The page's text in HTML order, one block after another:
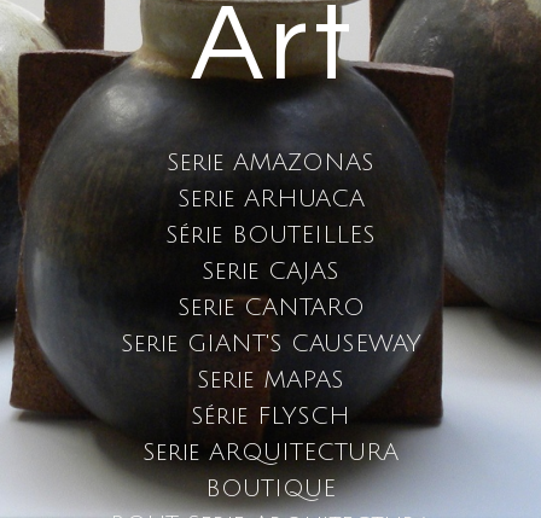
Art
Serie AMAZONAS
Serie ARHUACA
Série BOUTEILLES
Serie CAJAS
Serie CANTARO
Serie GIANT'S CAUSEWAY
Serie MAPAS
Série FLYSCH
Serie ARQUITECTURA
BOUTIQUE